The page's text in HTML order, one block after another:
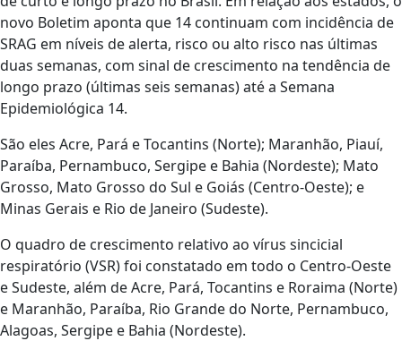
novo Boletim aponta que 14 continuam com incidência de
SRAG em níveis de alerta, risco ou alto risco nas últimas
duas semanas, com sinal de crescimento na tendência de
longo prazo (últimas seis semanas) até a Semana
Epidemiológica 14.
São eles Acre, Pará e Tocantins (Norte); Maranhão, Piauí,
Paraíba, Pernambuco, Sergipe e Bahia (Nordeste); Mato
Grosso, Mato Grosso do Sul e Goiás (Centro-Oeste); e
Minas Gerais e Rio de Janeiro (Sudeste).
O quadro de crescimento relativo ao vírus sincicial
respiratório (VSR) foi constatado em todo o Centro-Oeste
e Sudeste, além de Acre, Pará, Tocantins e Roraima (Norte)
e Maranhão, Paraíba, Rio Grande do Norte, Pernambuco,
Alagoas, Sergipe e Bahia (Nordeste).